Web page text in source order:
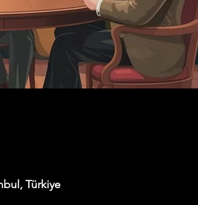
Türkiye